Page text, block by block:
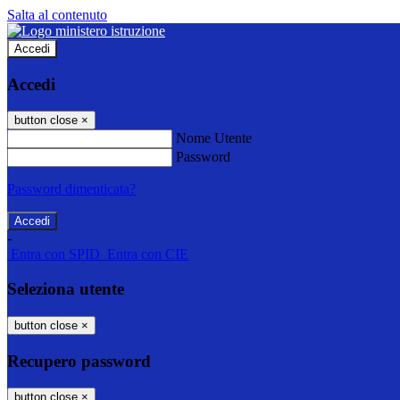
Salta al contenuto
Accedi
Accedi
button close ×
Nome Utente
Password
Password dimenticata?
-
Entra con SPID Entra con CIE
Seleziona utente
button close ×
Recupero password
button close ×